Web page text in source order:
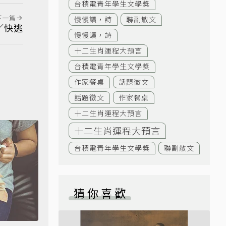
一篇
快逃
台積電青年學生文學獎
慢慢讀，詩
聯副散文
慢慢讀，詩
十二生肖運程大預言
台積電青年學生文學獎
作家餐桌
話題徵文
話題徵文
作家餐桌
十二生肖運程大預言
十二生肖運程大預言
台積電青年學生文學獎 聯副散文
猜你喜歡